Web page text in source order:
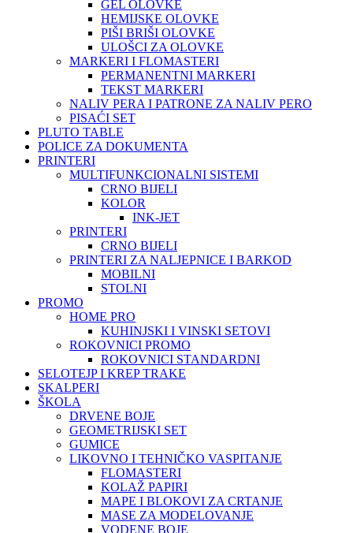
GEL OLOVKE
HEMIJSKE OLOVKE
PIŠI BRIŠI OLOVKE
ULOŠCI ZA OLOVKE
MARKERI I FLOMASTERI
PERMANENTNI MARKERI
TEKST MARKERI
NALIV PERA I PATRONE ZA NALIV PERO
PISAĆI SET
PLUTO TABLE
POLICE ZA DOKUMENTA
PRINTERI
MULTIFUNKCIONALNI SISTEMI
CRNO BIJELI
KOLOR
INK-JET
PRINTERI
CRNO BIJELI
PRINTERI ZA NALJEPNICE I BARKOD
MOBILNI
STOLNI
PROMO
HOME PRO
KUHINJSKI I VINSKI SETOVI
ROKOVNICI PROMO
ROKOVNICI STANDARDNI
SELOTEJP I KREP TRAKE
SKALPERI
ŠKOLA
DRVENE BOJE
GEOMETRIJSKI SET
GUMICE
LIKOVNO I TEHNIČKO VASPITANJE
FLOMASTERI
KOLAŽ PAPIRI
MAPE I BLOKOVI ZA CRTANJE
MASE ZA MODELOVANJE
VODENE BOJE